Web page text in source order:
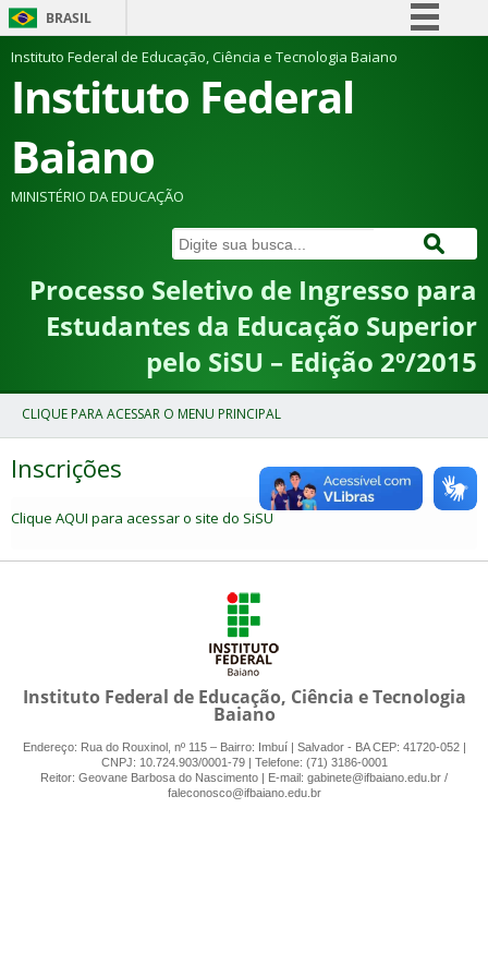
BRASIL
Simplifique!
Comunica BR
Canais
Instituto Federal de Educação, Ciência e Tecnologia Baiano
Instituto Federal
Baiano
MINISTÉRIO DA EDUCAÇÃO
Processo Seletivo de Ingresso para
Estudantes da Educação Superior
pelo SiSU – Edição 2º/2015
Inscrições
Clique AQUI para acessar o site do SiSU
Instituto Federal de Educação, Ciência e Tecnologia
Baiano
Endereço: Rua do Rouxinol, nº 115 – Bairro: Imbuí | Salvador - BA CEP: 41720-052 |
CNPJ: 10.724.903/0001-79 | Telefone: (71) 3186-0001
Reitor: Geovane Barbosa do Nascimento | E-mail: gabinete@ifbaiano.edu.br /
faleconosco@ifbaiano.edu.br